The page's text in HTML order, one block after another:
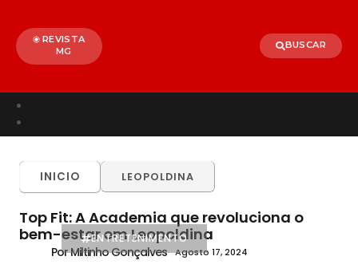
REVISTA
MG
BUSCAR
ALÉM PARAÍBA
BRASIL
ENTRETENIMENTO
INICIO LEOPOLDINA
Top Fit: A Academia que revoluciona o
bem-estar em Leopoldina
Por Miltinho Gonçalves Agosto 17, 2024